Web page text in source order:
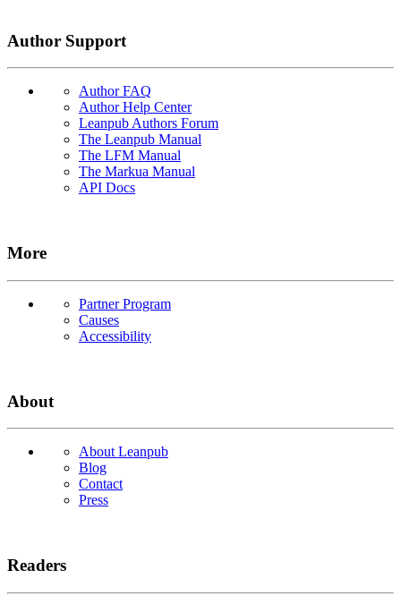
Author Support
Author FAQ
Author Help Center
Leanpub Authors Forum
The Leanpub Manual
The LFM Manual
The Markua Manual
API Docs
More
Partner Program
Causes
Accessibility
About
About Leanpub
Blog
Contact
Press
Readers